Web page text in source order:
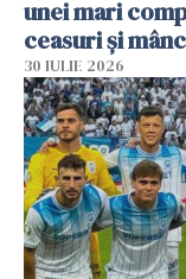
unei mari
ceasuri și
30 IULIE 2026